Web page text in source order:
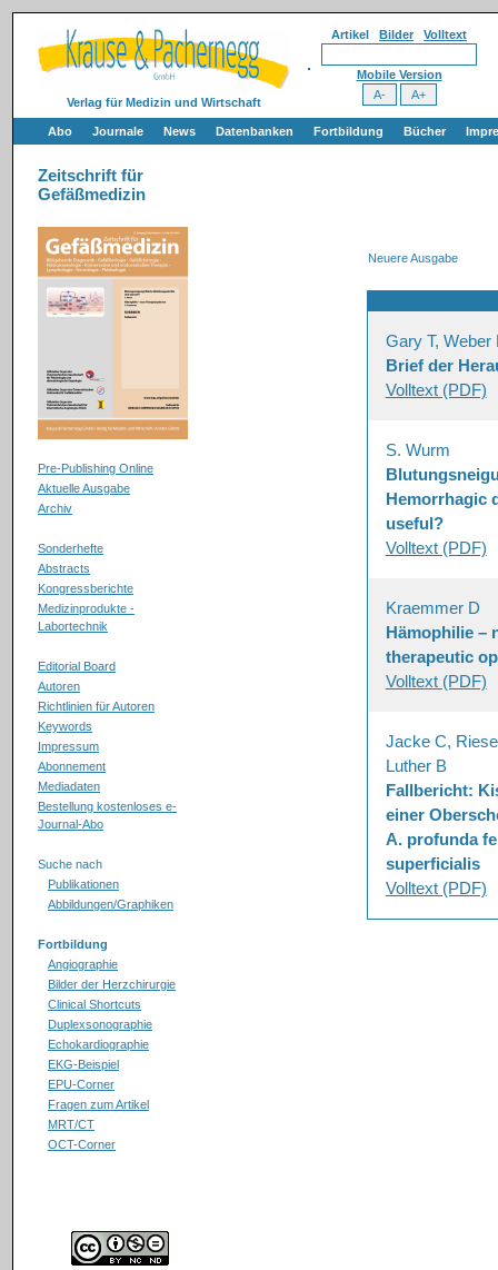
Verlag für Medizin und Wirtschaft
Artikel Bilder Volltext
Mobile Version
Abo Journale News Datenbanken Fortbildung Bücher
Zeitschrift für
Gefäßmedizin
Pre-Publishing Online
Aktuelle Ausgabe
Archiv
Sonderhefte
Abstracts
Kongressberichte
Medizinprodukte -
Labortechnik
Editorial Board
Autoren
Richtlinien für Autoren
Keywords
Impressum
Abonnement
Mediadaten
Bestellung kostenloses e-
Journal-Abo
Suche nach
Publikationen
Abbildungen/Graphiken
Fortbildung
Angiographie
Bilder der Herzchirurgie
Clinical Shortcuts
Duplexsonographie
Echokardiographie
EKG-Beispiel
EPU-Corner
Fragen zum Artikel
MRT/CT
OCT-Corner
Neuere Ausgabe
Gary T, Weber
Brief der
Volltext (PDF)
S. Wurm
Hemorrhagic
useful?
Volltext (PDF)
Kraemmer D
Hämophilie –
therapeutic
Volltext (PDF)
Jacke C,
Luther B
Fallbericht:
einer
A. profunda
superficialis
Volltext (PDF)